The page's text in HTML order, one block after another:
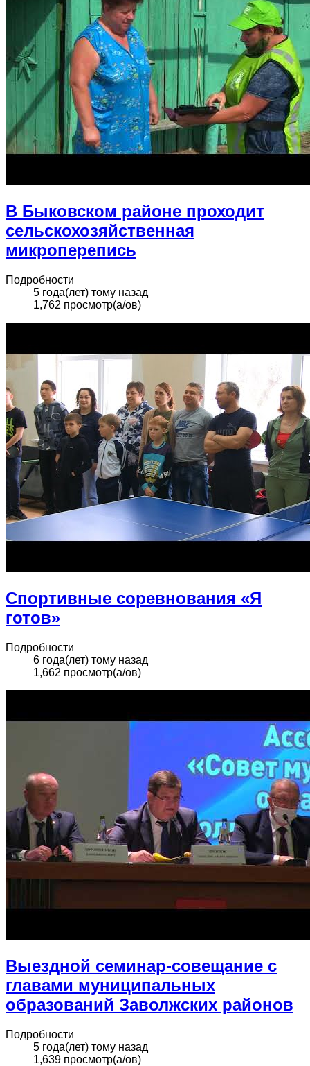
В Быковском районе проходит
сельскохозяйственная
микроперепись
Подробности
5 года(лет) тому назад
1,762 просмотр(а/ов)
Спортивные соревнования «Я
готов»
Подробности
6 года(лет) тому назад
1,662 просмотр(а/ов)
Выездной семинар-совещание с
главами муниципальных
образований Заволжских районов
Подробности
5 года(лет) тому назад
1,639 просмотр(а/ов)